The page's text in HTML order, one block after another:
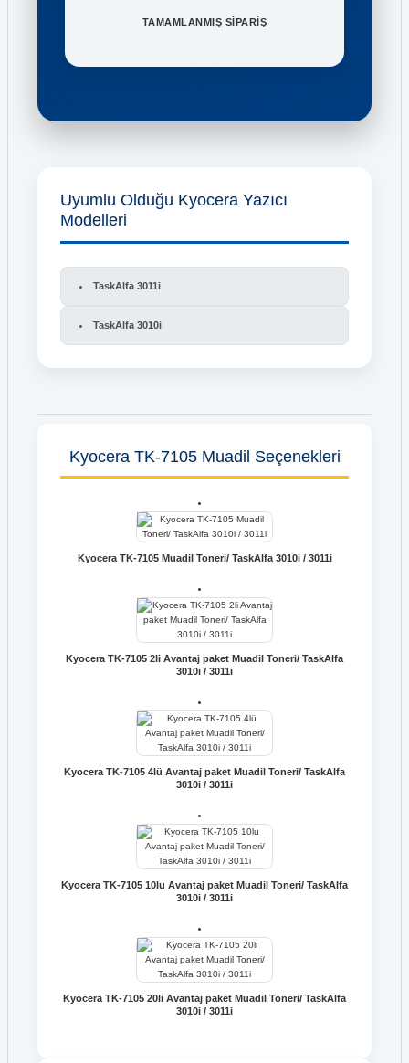
TAMAMLANMIŞ SİPARİŞ
Uyumlu Olduğu Kyocera Yazıcı
Modelleri
TaskAlfa 3011i
TaskAlfa 3010i
Kyocera TK-7105 Muadil Seçenekleri
Kyocera TK-7105 Muadil Toneri/ TaskAlfa 3010i / 3011i
Kyocera TK-7105 2li Avantaj paket Muadil Toneri/ TaskAlfa
3010i / 3011i
Kyocera TK-7105 4lü Avantaj paket Muadil Toneri/ TaskAlfa
3010i / 3011i
Kyocera TK-7105 10lu Avantaj paket Muadil Toneri/ TaskAlfa
3010i / 3011i
Kyocera TK-7105 20li Avantaj paket Muadil Toneri/ TaskAlfa
3010i / 3011i